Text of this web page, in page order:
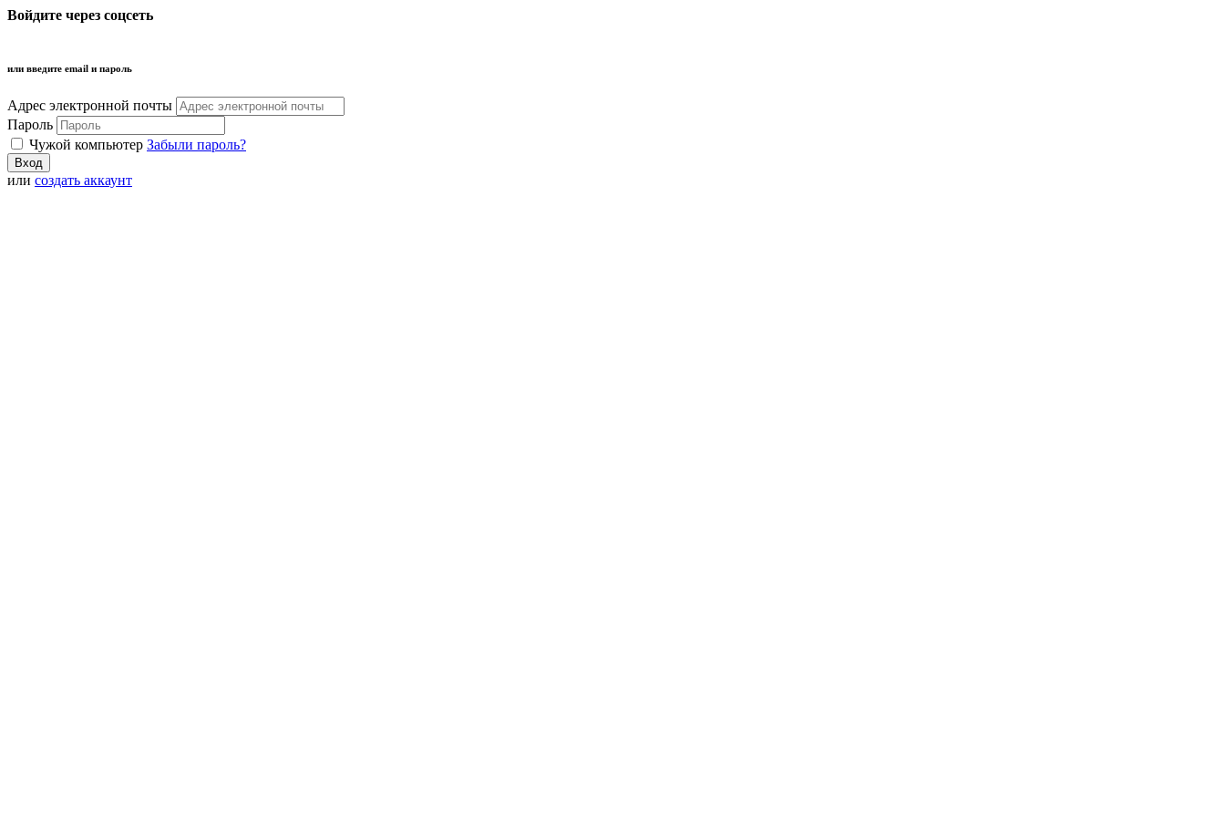
Войдите через соцсеть
или введите email и пароль
Адрес электронной почты
Пароль
Чужой компьютер Забыли пароль?
или создать аккаунт